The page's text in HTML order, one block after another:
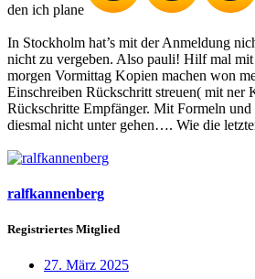
den ich plane
In Stockholm hat’s mit der Anmeldung
nicht zu vergeben. Also pauli! Hilf mal
morgen Vormittag Kopien machen won
Einschreiben Rückschritt streuen( mit ner
Rückschritte Empfänger. Mit Formeln und
diesmal nicht unter gehen…. Wie die
ralfkannenberg
Registriertes Mitglied
27. März 2025